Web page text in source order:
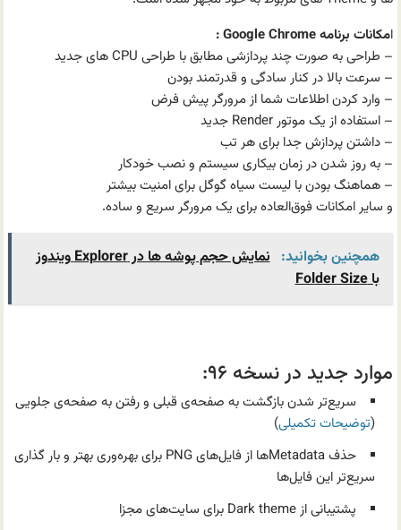
امکانات برنامه Google Chrome :
– طراحی به صورت چند پردازشی مطابق با طراحی CPU های جدید
– سرعت بالا در کنار سادگی و قدرتمند بودن
– وارد کردن اطلاعات شما از مرورگر پیش فرض
– استفاده از یک موتور Render جدید
– داشتن پردازش جدا برای هر تب
– به روز شدن در زمان بیکاری سیستم و نصب خودکار
– هماهنگ بودن با لیست سیاه گوگل برای امنیت بیشتر
و سایر امکانات فوق‌العاده برای یک مرورگر سریع و ساده.
همچنین بخوانید:
نمایش حجم پوشه ها در Explorer ویندوز
با Folder Size
موارد جدید در نسخه ۹۶:
سریع‌تر شدن بازگشت به صفحه‌ی قبلی و رفتن به صفحه‌ی جلویی
(توضیحات تکمیلی)
حذف Metadataها از فایل‌های PNG برای بهره‌وری بهتر و بار گذاری
سریع‌تر این فایل‌ها
پشتیبانی از Dark theme برای سایت‌های مجزا